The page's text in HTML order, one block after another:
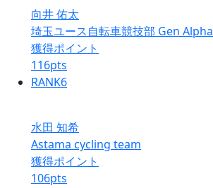
向井 佑太
埼玉ユース自転車競技部 Gen Alpha
獲得ポイント
116pts
RANK6
水田 知希
Astama cycling team
獲得ポイント
106pts